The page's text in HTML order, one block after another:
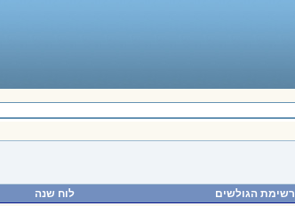
רשימת הגולשים לוח שנה